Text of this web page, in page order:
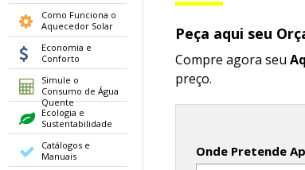
Como Funciona o
Aquecedor Solar
Economia e
Conforto
Simule o
Consumo de Água
Quente
Ecologia e
Sustentabilidade
Catálogos e
Manuais
Peça aqui seu
Compre agora seu
preço.
Onde Pretende